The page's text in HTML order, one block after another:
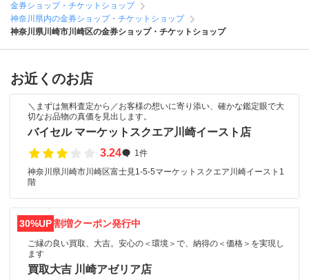
金券ショップ・チケットショップ
神奈川県内の金券ショップ・チケットショップ
神奈川県川崎市川崎区の金券ショップ・チケットショップ
お近くのお店
＼まずは無料査定から／お客様の想いに寄り添い、確かな鑑定眼で大
切なお品物の真価を見出します。
バイセル マーケットスクエア川崎イースト店
3.24
1件
神奈川県川崎市川崎区富士見1-5-5マーケットスクエア川崎イースト1
階
30%UP割増クーポン発行中
ご縁の良い買取、大吉。安心の＜環境＞で、納得の＜価格＞を実現し
ます
買取大吉 川崎アゼリア店